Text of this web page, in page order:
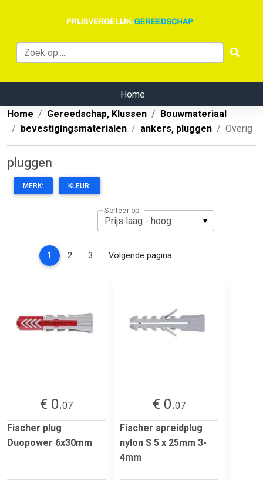
Home
Home
Gereedschap, Klussen
Bouwmateriaal
bevestigingsmaterialen
ankers, pluggen Overig
pluggen
MERK: KLEUR:
Sorteer op:
1 (current)
2 3 Volgende pagina
€ 0.07
Fischer plug
Duopower 6x30mm
€ 0.07
Fischer spreidplug
nylon S 5 x 25mm 3-
4mm